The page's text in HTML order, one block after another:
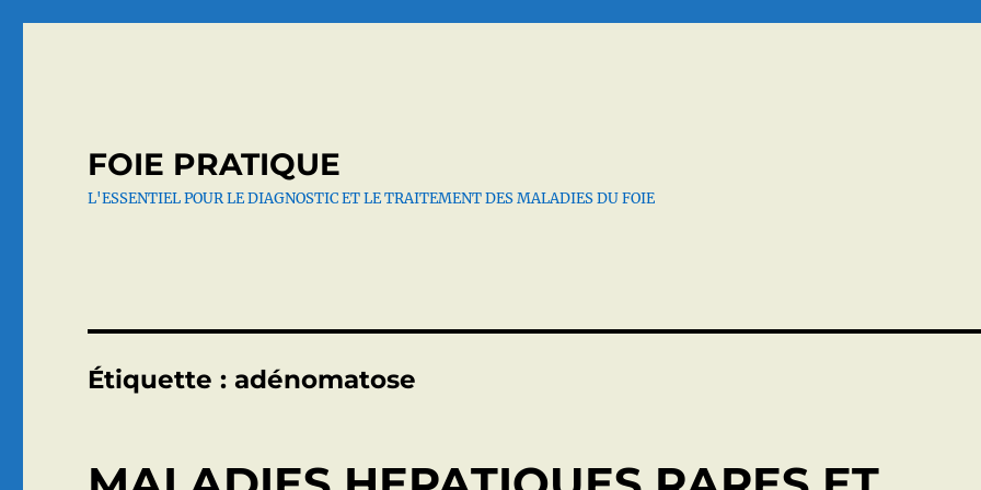
FOIE PRATIQUE
L'ESSENTIEL POUR LE DIAGNOSTIC ET LE TRAITEMENT DES MALADIES DU FOIE
Étiquette :adénomatose